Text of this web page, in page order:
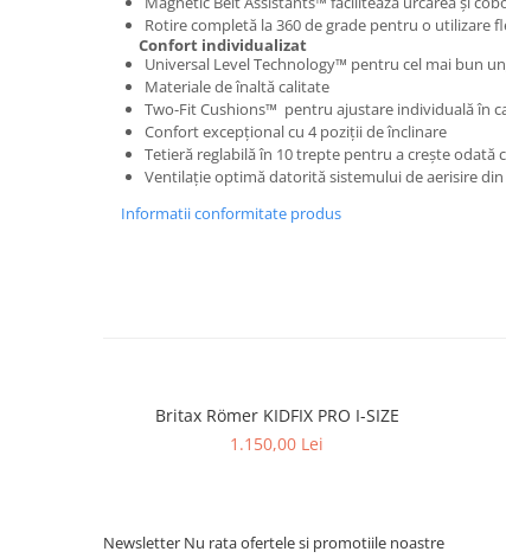
Rotire completă la 360 de grade pentru o utilizare
Confort individualizat
Universal Level Technology™ pentru cel mai bun
Materiale de înaltă calitate
Two-Fit Cushions™ pentru ajustare individuală în
Confort excepțional cu 4 poziții de înclinare
Tetieră reglabilă în 10 trepte pentru a crește odată
Ventilație optimă datorită sistemului de aerisire
Informatii conformitate produs
Britax Römer KIDFIX PRO I-SIZE
1.150,00 Lei
Newsletter Nu rata ofertele si promotiile noastre